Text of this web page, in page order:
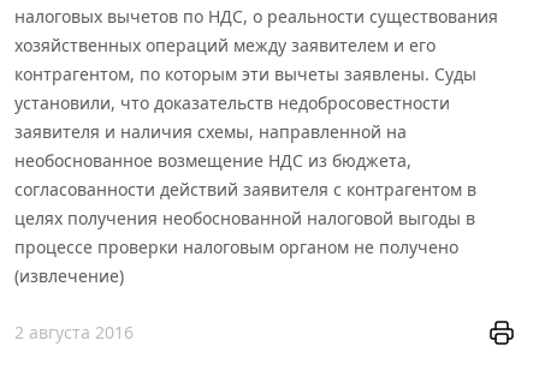
налоговых вычетов по НДС, о реальности существования
хозяйственных операций между заявителем и его
контрагентом, по которым эти вычеты заявлены. Суды
установили, что доказательств недобросовестности
заявителя и наличия схемы, направленной на
необоснованное возмещение НДС из бюджета,
согласованности действий заявителя с контрагентом в
целях получения необоснованной налоговой выгоды в
процессе проверки налоговым органом не получено
(извлечение)
2 августа 2016